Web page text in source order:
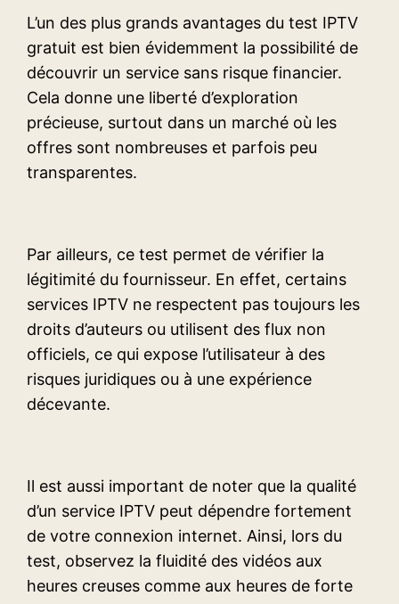
L’un des plus grands avantages du test IPTV
gratuit est bien évidemment la possibilité de
découvrir un service sans risque financier.
Cela donne une liberté d’exploration
précieuse, surtout dans un marché où les
offres sont nombreuses et parfois peu
transparentes.
Par ailleurs, ce test permet de vérifier la
légitimité du fournisseur. En effet, certains
services IPTV ne respectent pas toujours les
droits d’auteurs ou utilisent des flux non
officiels, ce qui expose l’utilisateur à des
risques juridiques ou à une expérience
décevante.
Il est aussi important de noter que la qualité
d’un service IPTV peut dépendre fortement
de votre connexion internet. Ainsi, lors du
test, observez la fluidité des vidéos aux
heures creuses comme aux heures de forte